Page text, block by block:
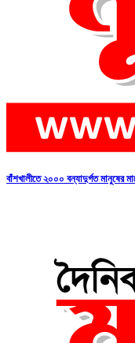
বাঁশখালীতে ২০০০ বন্যাদুর্গত মানুষের